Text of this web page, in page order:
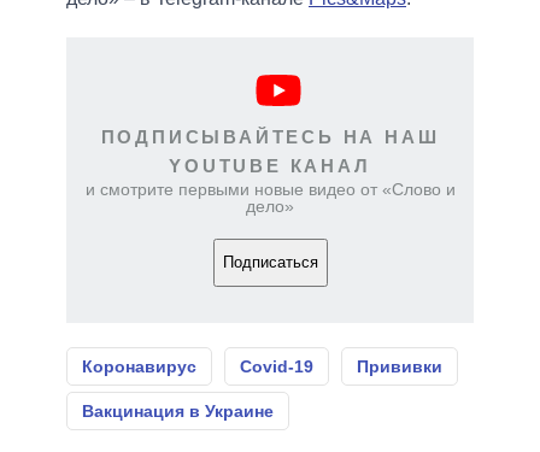
ПОДПИСЫВАЙТЕСЬ НА НАШ
YOUTUBE КАНАЛ
и смотрите первыми новые видео от «Слово и
дело»
Подписаться
Коронавирус Covid-19 Прививки
Вакцинация в Украине